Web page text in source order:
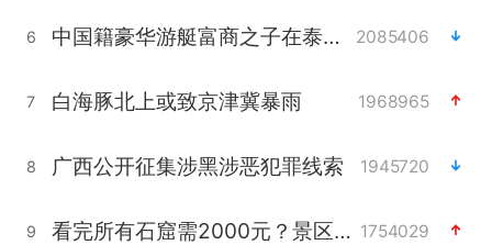
6 中国籍豪华游艇富商之子在泰国被杀 2085406
7 白海豚北上或致京津冀暴雨 1968965
8 广西公开征集涉黑涉恶犯罪线索 1945720
9 看完所有石窟需2000元？景区回应 1754029